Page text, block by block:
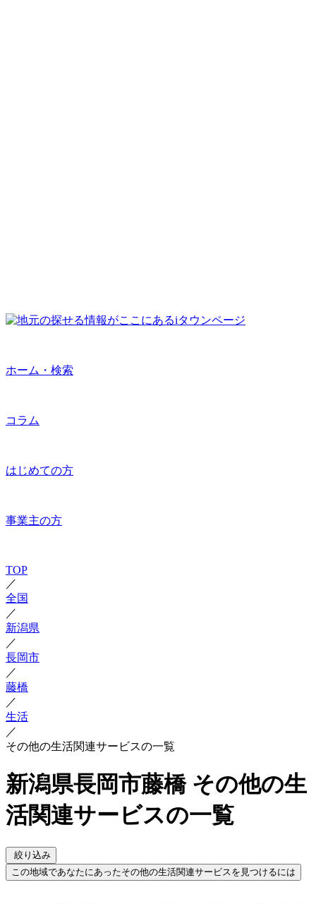
ホーム・検索
コラム
はじめての方
事業主の方
TOP
／
全国
／
新潟県
／
長岡市
／
藤橋
／
生活
／
その他の生活関連サービスの一覧
新潟県長岡市藤橋 その他の生
活関連サービスの一覧
絞り込み
この地域であなたにあったその他の生活関連サービスを見つけるには